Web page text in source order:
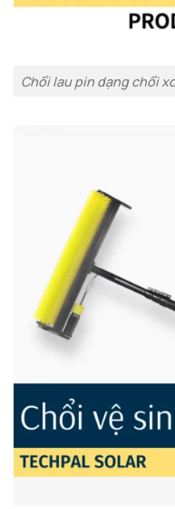
Chổi lau pin dạng chổi